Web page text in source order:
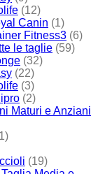
(12)
Canin (1)
Fitness3 (6)
le taglie (59)
(32)
(22)
(3)
(2)
Maturi e Anziani
(19)